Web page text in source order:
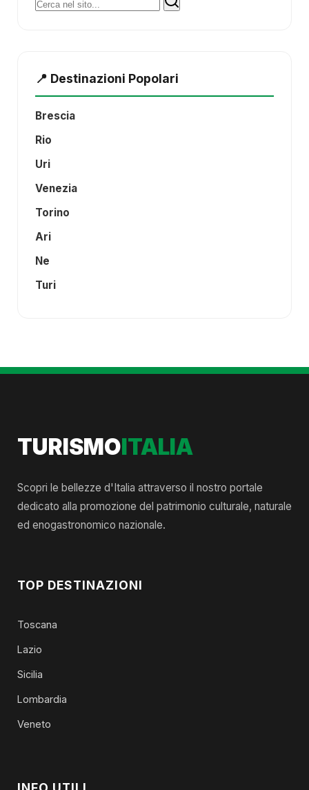
📍 Destinazioni Popolari
Brescia
Rio
Uri
Venezia
Torino
Ari
Ne
Turi
TURISMOITALIA
Scopri le bellezze d'Italia attraverso il nostro portale
dedicato alla promozione del patrimonio culturale, naturale
ed enogastronomico nazionale.
TOP DESTINAZIONI
Toscana
Lazio
Sicilia
Lombardia
Veneto